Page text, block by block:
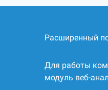
Расширенный
Для работы
модуль веб-